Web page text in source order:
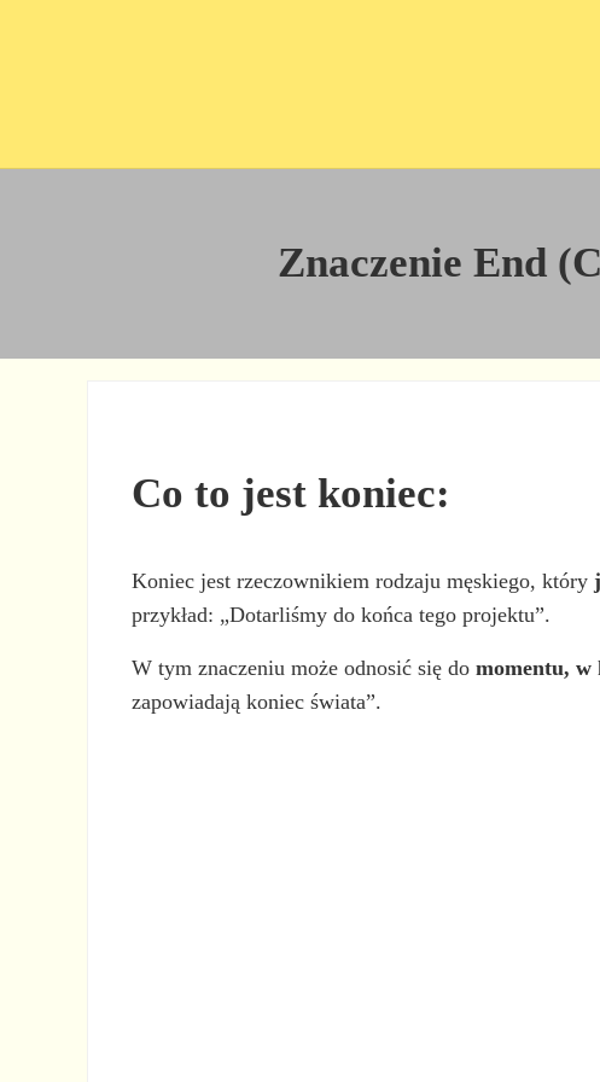
Znaczenie End
Co to jest koniec:
Koniec jest rzeczownikiem rodzaju męskiego, który
przykład: „Dotarliśmy do końca tego projektu”.
W tym znaczeniu może odnosić się domomentu, w
zapowiadają koniec świata”.